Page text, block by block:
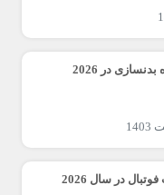
در 2026
در سال 2026